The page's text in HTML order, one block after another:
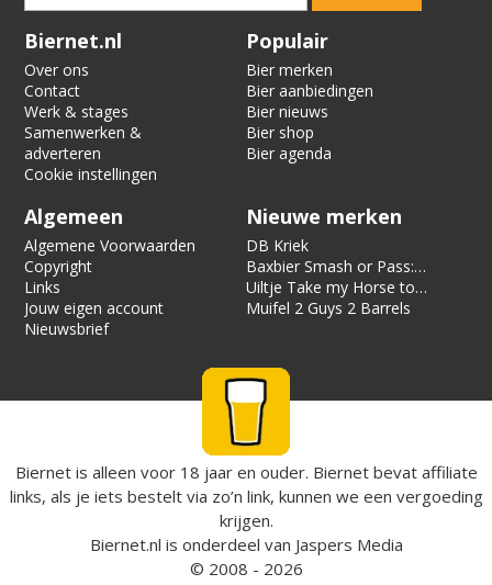
Verification code:
Biernet.nl
Over ons
Contact
Werk & stages
Samenwerken &
adverteren
Cookie instellingen
Populair
Bier merken
Bier aanbiedingen
Bier nieuws
Bier shop
Bier agenda
Algemeen
Algemene Voorwaarden
Copyright
Links
Jouw eigen account
Nieuwsbrief
Nieuwe merken
DB Kriek
Baxbier Smash or Pass:
Strata
Uiltje Take my Horse to
the Hotel Room
Muifel 2 Guys 2 Barrels
Biernet is alleen voor 18 jaar en ouder. Biernet bevat affiliate
links, als je iets bestelt via zo’n link, kunnen we een vergoeding
krijgen.
Biernet.nl is onderdeel van Jaspers Media
© 2008 - 2026